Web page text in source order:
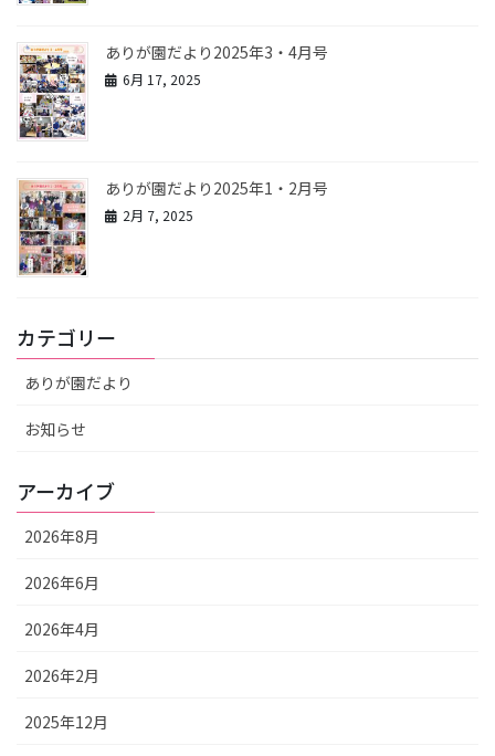
ありが園だより2025年3・4月号
6月 17, 2025
ありが園だより2025年1・2月号
2月 7, 2025
カテゴリー
ありが園だより
お知らせ
アーカイブ
2026年8月
2026年6月
2026年4月
2026年2月
2025年12月